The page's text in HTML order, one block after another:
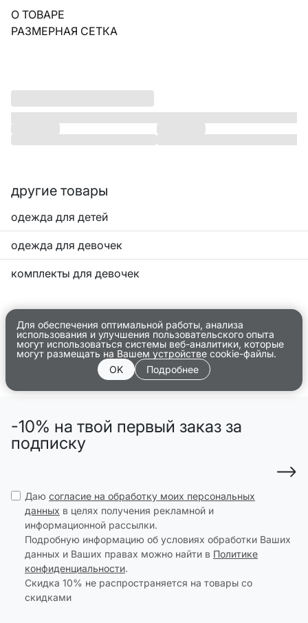
О ТОВАРЕ
РАЗМЕРНАЯ СЕТКА
другие товары
одежда для детей
одежда для девочек
комплекты для девочек
Для обеспечения оптимальной работы, анализа
использования и улучшения пользовательского опыта
могут использоваться системы веб-аналитики, которые
могут размещать на Вашем устройстве cookie-файлы.
OK
Подробнее
-10% на твой первый заказ за
подписку
Даю согласие на обработку моих персональных
данных в целях получения рекламной и
информационной рассылки.
Подробную информацию об условиях обработки Ваших
данных и Ваших правах можно найти в Политике
конфиденциальности.
Скидка 10% не распространяется на товары со
скидками